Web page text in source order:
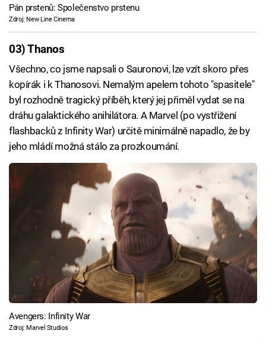
Pán prstenů: Společenstvo prstenu
Zdroj: New Line Cinema
03) Thanos
Všechno, co jsme napsali o Sauronovi, lze vzít skoro přes
kopírák i k Thanosovi. Nemalým apelem tohoto "spasitele"
byl rozhodně tragický příběh, který jej přiměl vydat se na
dráhu galaktického anihilátora. A Marvel (po vystřižení
flashbacků z Infinity War) určitě minimálně napadlo, že by
jeho mládí možná stálo za prozkoumání.
Avengers: Infinity War
Zdroj: Marvel Studios